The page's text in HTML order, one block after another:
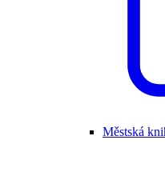
Městská